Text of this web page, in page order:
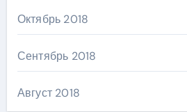
Октябрь 2018
Сентябрь 2018
Август 2018